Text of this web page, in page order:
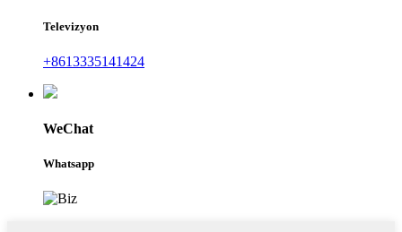
Televizyon
+8613335141424
WeChat
Whatsapp